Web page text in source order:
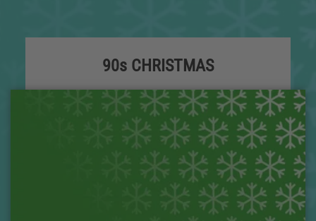
90s CHRISTMAS